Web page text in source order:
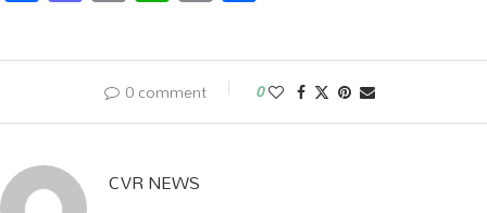
Link
0 comment 0
CVR NEWS